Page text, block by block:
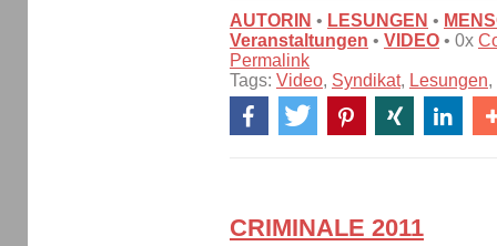
AUTORIN • LESUNGEN •
Veranstaltungen • VIDEO • 0x
Permalink
Tags: Video, Syndikat, Lesungen,
CRIMINALE 2011